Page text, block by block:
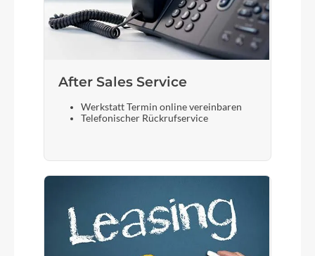
After Sales Service
Werkstatt Termin online vereinbaren
Telefonischer Rückrufservice